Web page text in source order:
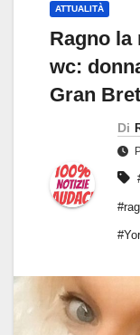
ATTUALITÀ
Ragno la
wc:
Gran
Di